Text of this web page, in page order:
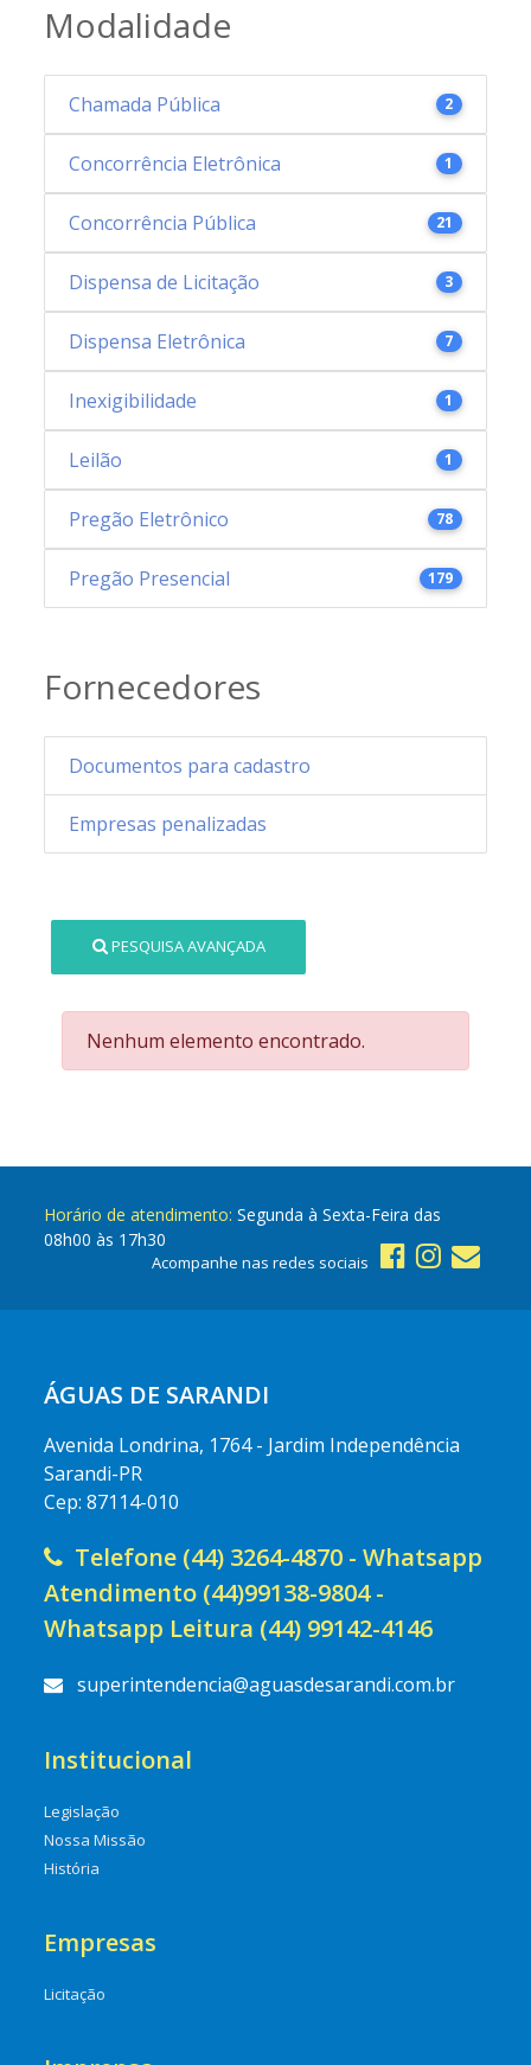
Modalidade
Chamada Pública 2
Concorrência Eletrônica 1
Concorrência Pública 21
Dispensa de Licitação 3
Dispensa Eletrônica 7
Inexigibilidade 1
Leilão 1
Pregão Eletrônico 78
Pregão Presencial 179
Fornecedores
Documentos para cadastro
Empresas penalizadas
PESQUISA AVANÇADA
Nenhum elemento encontrado.
Horário de atendimento: Segunda à Sexta-Feira das
08h00 às 17h30
Acompanhe nas redes sociais
ÁGUAS DE SARANDI
Avenida Londrina, 1764 - Jardim Independência
Sarandi-PR
Cep: 87114-010
Telefone (44) 3264-4870 - Whatsapp
Atendimento (44)99138-9804 -
Whatsapp Leitura (44) 99142-4146
superintendencia@aguasdesarandi.com.br
Institucional
Legislação
Nossa Missão
História
Empresas
Licitação